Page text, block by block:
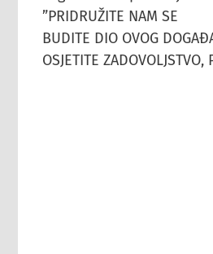
”PRIDRUŽITE NAM SE
BUDITE DIO OVOG
OSJETITE